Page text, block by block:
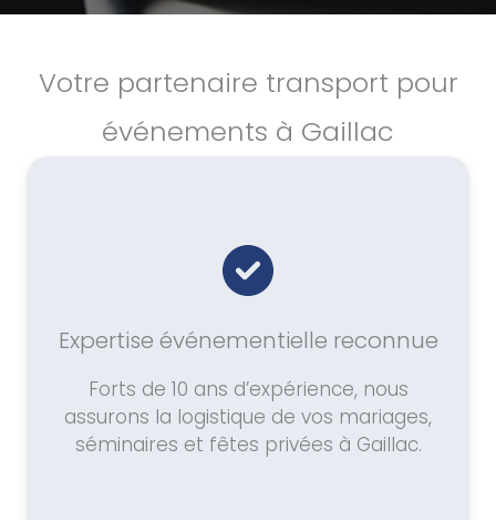
Votre partenaire transport pour
événements à Gaillac
Expertise événementielle reconnue
Forts de 10 ans d’expérience, nous
assurons la logistique de vos mariages,
séminaires et fêtes privées à Gaillac.